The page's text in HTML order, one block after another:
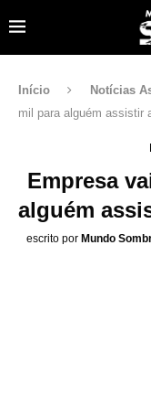
Início Notícias
mil para alguém assistir
Empresa
alguém
escrito por Mundo